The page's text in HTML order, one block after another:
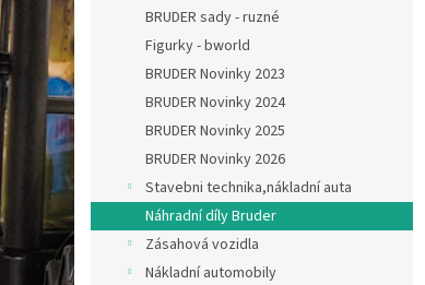
BRUDER sady - ruzné
Figurky - bworld
BRUDER Novinky 2023
BRUDER Novinky 2024
BRUDER Novinky 2025
BRUDER Novinky 2026
Stavebni technika,nákladní auta
Náhradní díly Bruder
Zásahová vozidla
Nákladní automobily